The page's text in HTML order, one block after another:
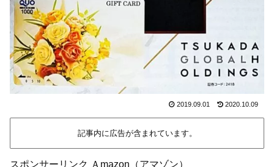
2019.09.01 2020.10.09
記事内に広告が含まれています。
スポンサーリンク Ａmazon（アマゾン）